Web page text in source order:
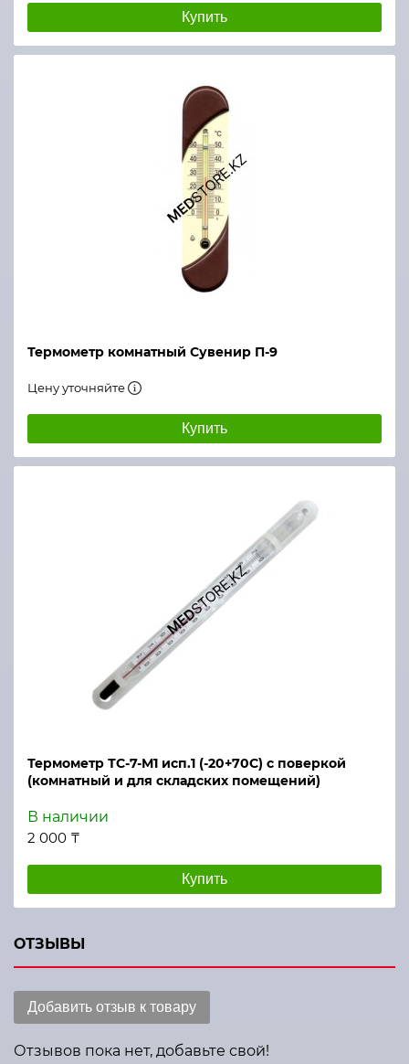
Купить
Термометр комнатный Сувенир П-9
Цену уточняйте
Купить
Термометр ТС-7-М1 исп.1 (-20+70С) с поверкой
(комнатный и для складских помещений)
В наличии
2 000 ₸
Купить
ОТЗЫВЫ
Добавить отзыв к товару
Отзывов пока нет, добавьте свой!